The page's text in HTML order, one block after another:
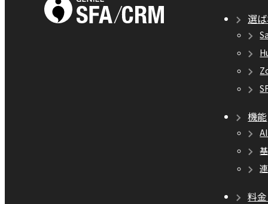
選
機能
料